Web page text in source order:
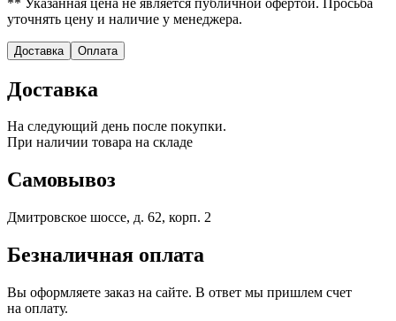
уточнять цену и наличие у менеджера.
Доставка Оплата
Доставка
На следующий день после покупки.
При наличии товара на складе
Самовывоз
Дмитровское шоссе, д. 62, корп. 2
Безналичная оплата
Вы оформляете заказ на сайте. В ответ мы пришлем счет
на оплату.